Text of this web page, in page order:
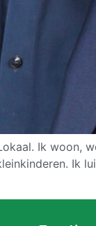
Ik woon,
Ik